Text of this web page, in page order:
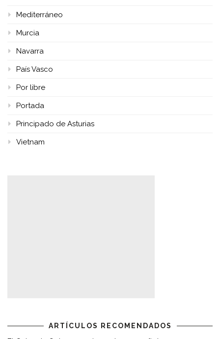
Mediterráneo
Murcia
Navarra
País Vasco
Por libre
Portada
Principado de Asturias
Vietnam
ARTÍCULOS RECOMENDADOS